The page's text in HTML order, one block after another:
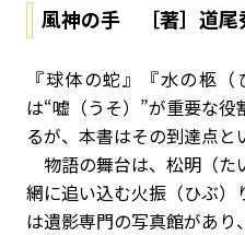
風神の手 ［著］道尾
『球体の蛇』『水の柩
は“嘘（うそ）”が重要な
るが、本書はその到達点と
物語の舞台は、松明（た
網に追い込む火振（ひぶ
は遺影専門の写真館があ